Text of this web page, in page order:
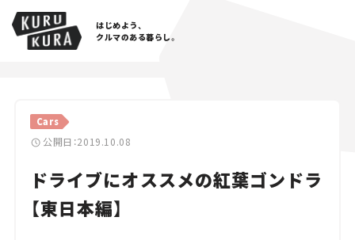
はじめよう、
クルマのある暮らし。
Cars
公開日：2019.10.08
ドライブにオススメの紅葉ゴンドラ
【東日本編】
Cars
Lifestyle
Traffic